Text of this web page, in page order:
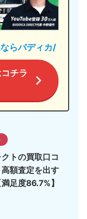
らバディカ/
チラ
トの買取口コ
額査定を出す
足度86.7%】